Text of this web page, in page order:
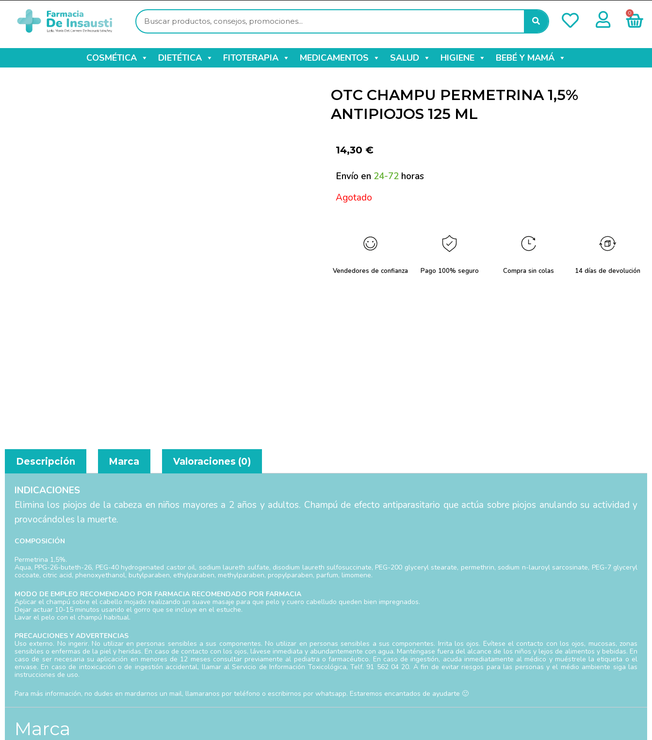
0
COSMÉTICA DIETÉTICA FITOTERAPIA MEDICAMENTOS SALUD HIGIENE BEBÉ Y MAMÁ
OTC CHAMPU PERMETRINA 1,5%
ANTIPIOJOS 125 ML
14,30 €
Envío en 24-72 horas
Agotado
Vendedores de confianza Pago 100% seguro Compra sin colas 14 días de devolución
Descripción Marca Valoraciones (0)
INDICACIONES
Elimina los piojos de la cabeza en niños mayores a 2 años y adultos. Champú de efecto antiparasitario que actúa sobre piojos anulando su actividad y
provocándoles la muerte.
COMPOSICIÓN
Permetrina 1,5%.
Aqua, PPG-26-buteth-26, PEG-40 hydrogenated castor oil, sodium laureth sulfate, disodium laureth sulfosuccinate, PEG-200 glyceryl stearate, permethrin, sodium n-lauroyl sarcosinate, PEG-7 glyceryl
cocoate, citric acid, phenoxyethanol, butylparaben, ethylparaben, methylparaben, propylparaben, parfum, limomene.
MODO DE EMPLEO RECOMENDADO POR FARMACIA RECOMENDADO POR FARMACIA
Aplicar el champú sobre el cabello mojado realizando un suave masaje para que pelo y cuero cabelludo queden bien impregnados.
Dejar actuar 10-15 minutos usando el gorro que se incluye en el estuche.
Lavar el pelo con el champú habitual.
PRECAUCIONES Y ADVERTENCIAS
Uso externo. No ingerir. No utilizar en personas sensibles a sus componentes. No utilizar en personas sensibles a sus componentes. Irrita los ojos. Evítese el contacto con los ojos, mucosas, zonas
sensibles o enfermas de la piel y heridas. En caso de contacto con los ojos, lávese inmediata y abundantemente con agua. Manténgase fuera del alcance de los niños y lejos de alimentos y bebidas. En
caso de ser necesaria su aplicación en menores de 12 meses consultar previamente al pediatra o farmacéutico. En caso de ingestión, acuda inmediatamente al médico y muéstrele la etiqueta o el
envase. En caso de intoxicación o de ingestión accidental, llamar al Servicio de Información Toxicológica, Telf. 91 562 04 20. A fin de evitar riesgos para las personas y el médio ambiente siga las
instrucciones de uso.
Para más información, no dudes en mardarnos un mail, llamaranos por teléfono o escribirnos por whatsapp. Estaremos encantados de ayudarte 🙂
Marca